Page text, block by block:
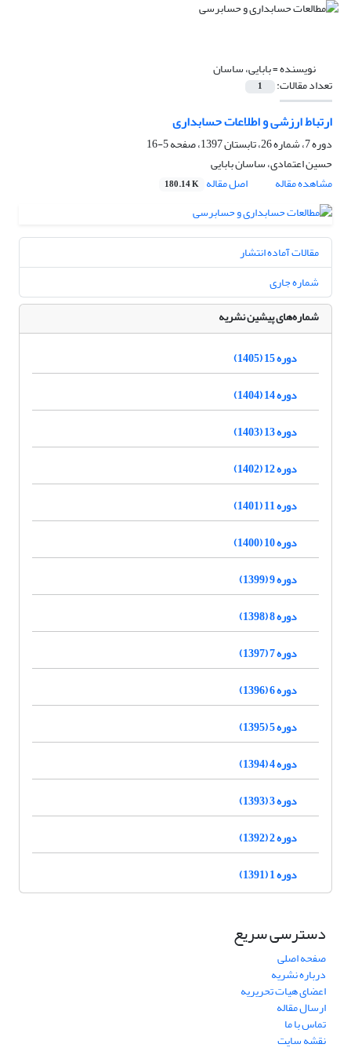
نویسنده =بابایی، ساسان
تعداد مقالات: 1
ارتباط ارزشی و اطلاعات حسابداری
دوره 7، شماره 26، تابستان 1397، صفحه
5-16
حسین اعتمادی، ساسان بابایی
مشاهده مقاله
اصل مقاله 180.14 K
مقالات آماده انتشار
شماره جاری
شماره‌های پیشین نشریه
دوره 15 (1405)
دوره 14 (1404)
دوره 13 (1403)
دوره 12 (1402)
دوره 11 (1401)
دوره 10 (1400)
دوره 9 (1399)
دوره 8 (1398)
دوره 7 (1397)
دوره 6 (1396)
دوره 5 (1395)
دوره 4 (1394)
دوره 3 (1393)
دوره 2 (1392)
دوره 1 (1391)
دسترسی سریع
صفحه اصلی
درباره نشریه
اعضای هیات تحریریه
ارسال مقاله
تماس با ما
نقشه سایت